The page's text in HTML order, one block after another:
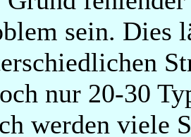
sein. Dies
nur 20-30
werden viele